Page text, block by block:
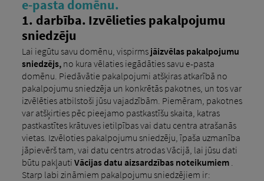
e-pasta domēnu.
1. darbība. Izvēlieties pakalpojumu
sniedzēju
Lai iegūtu savu domēnu, vispirms jāizvēlas pakalpojumu
sniedzējs,no kura vēlaties iegādāties savu e-pasta
domēnu. Piedāvātie pakalpojumi atšķiras atkarībā no
pakalpojumu sniedzēja un konkrētās pakotnes, un tos var
izvēlēties atbilstoši jūsu vajadzībām. Piemēram, pakotnes
var atšķirties pēc pieejamo pastkastīšu skaita, katras
pastkastītes krātuves ietilpības vai datu centra atrašanās
vietas. Izvēloties pakalpojumu sniedzēju, īpaša uzmanība
jāpievērš tam, vai datu centrs atrodas Vācijā, lai jūsu dati
būtu pakļauti Vācijas datu aizsardzības noteikumiem.
Starp labi zināmiem pakalpojumu sniedzējiem ir: